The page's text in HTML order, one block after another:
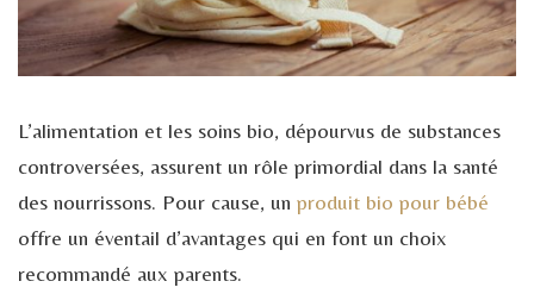
L’alimentation et les soins bio, dépourvus de substances
controversées, assurent un rôle primordial dans la santé
des nourrissons. Pour cause, un produit bio pour bébé
offre un éventail d’avantages qui en font un choix
recommandé aux parents.